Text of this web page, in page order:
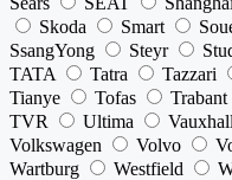
Skoda
Smart
SsangYong
Steyr
TATA
Tatra Tazzari
Tianye
Tofas Trabant
TVR
Ultima Vauxhall
Volkswagen
Volvo
Wartburg
Westfield